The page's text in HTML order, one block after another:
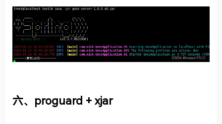
六、proguard + xjar